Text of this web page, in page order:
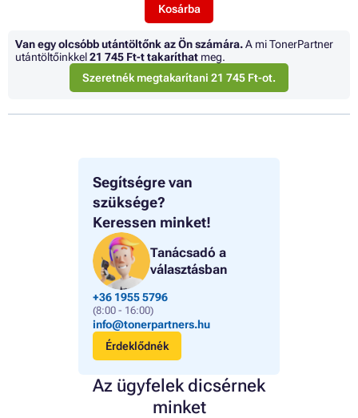
Segítségre van
szüksége?
Keressen minket!
Tanácsadó a
választásban
+36 1955 5796
(8:00 - 16:00)
info@tonerpartners.hu
Érdeklődnék
Az ügyfelek dicsérnek
minket
Kosárba
Van egy olcsóbb utántöltőnk az Ön számára.A mi TonerPartner
utántöltőinkkel21 745 Ft-t takaríthat meg.
Szeretnék megtakarítani 21 745 Ft-ot.